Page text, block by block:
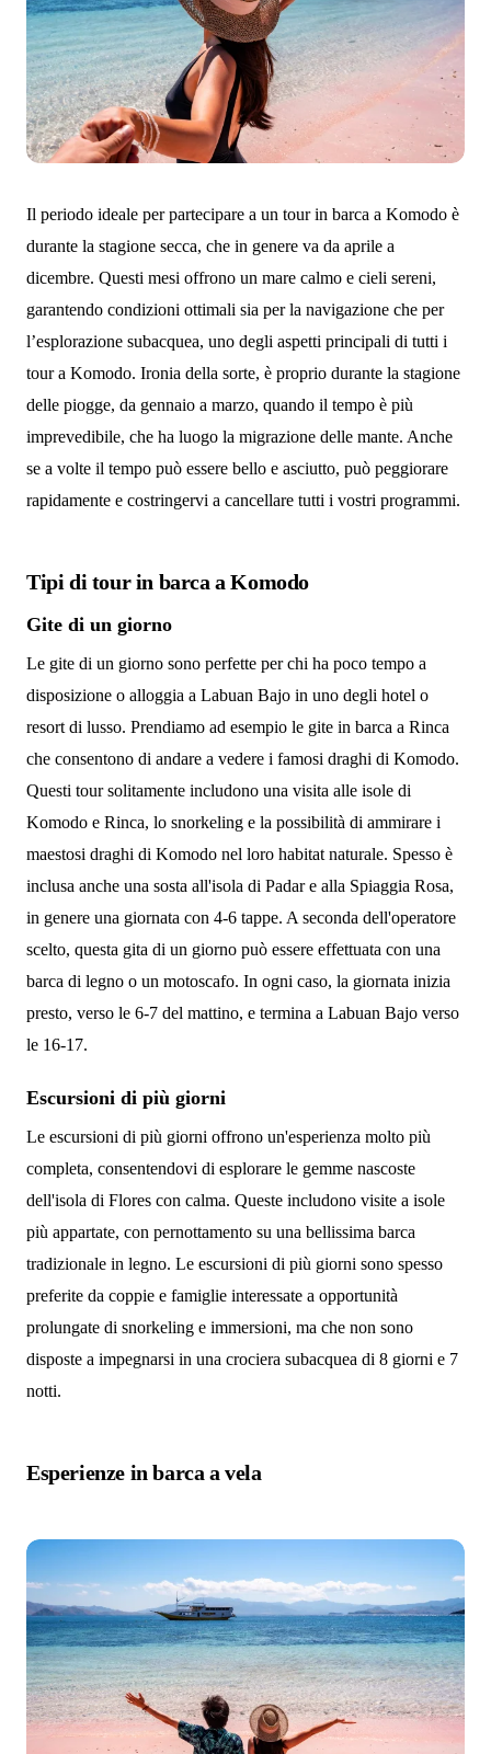
Il periodo ideale per partecipare a un tour in barca a Komodo è
durante la stagione secca, che in genere va da aprile a
dicembre. Questi mesi offrono un mare calmo e cieli sereni,
garantendo condizioni ottimali sia per la navigazione che per
l’esplorazione subacquea, uno degli aspetti principali di tutti i
tour a Komodo. Ironia della sorte, è proprio durante la stagione
delle piogge, da gennaio a marzo, quando il tempo è più
imprevedibile, che ha luogo la migrazione delle mante. Anche
se a volte il tempo può essere bello e asciutto, può peggiorare
rapidamente e costringervi a cancellare tutti i vostri programmi.
Tipi di tour in barca a Komodo
Gite di un giorno
Le gite di un giorno sono perfette per chi ha poco tempo a
disposizione o alloggia a Labuan Bajo in uno degli hotel o
resort di lusso. Prendiamo ad esempio le gite in barca a Rinca
che consentono di andare a vedere i famosi draghi di Komodo.
Questi tour solitamente includono una visita alle isole di
Komodo e Rinca, lo snorkeling e la possibilità di ammirare i
maestosi draghi di Komodo nel loro habitat naturale. Spesso è
inclusa anche una sosta all'isola di Padar e alla Spiaggia Rosa,
in genere una giornata con 4-6 tappe. A seconda dell'operatore
scelto, questa gita di un giorno può essere effettuata con una
barca di legno o un motoscafo. In ogni caso, la giornata inizia
presto, verso le 6-7 del mattino, e termina a Labuan Bajo verso
le 16-17.
Escursioni di più giorni
Le escursioni di più giorni offrono un'esperienza molto più
completa, consentendovi di esplorare le gemme nascoste
dell'isola di Flores con calma. Queste includono visite a isole
più appartate, con pernottamento su una bellissima barca
tradizionale in legno. Le escursioni di più giorni sono spesso
preferite da coppie e famiglie interessate a opportunità
prolungate di snorkeling e immersioni, ma che non sono
disposte a impegnarsi in una crociera subacquea di 8 giorni e 7
notti.
Esperienze in barca a vela